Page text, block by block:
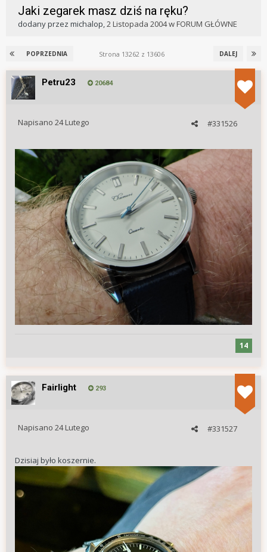
Jaki zegarek masz dziś na ręku?
dodany przez michalop,2 Listopada 2004wFORUM GŁÓWNE
POPRZEDNIA DALEJ
Strona 13262 z 13606
Petru23 20684
#331526
Napisano 24 Lutego
14
Fairlight 293
#331527
Napisano 24 Lutego
Dzisiaj było koszernie.